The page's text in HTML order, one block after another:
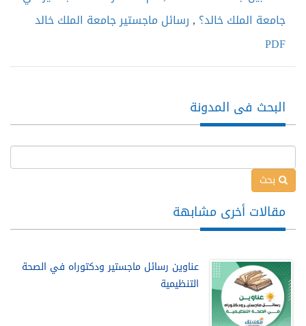
جامعة الملك خالد؟ ,رسائل ماجستير جامعة الملك خالد
PDF
البحث فى المدونة
بحث
مقالات أخرى مشابهة
عناوين رسائل ماجستير ودكتوراه في الصحة
التنظيمية